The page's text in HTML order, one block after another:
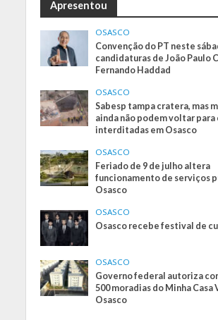
Apresentou
OSASCO
Convenção do PT neste
candidaturas de João Paulo
Fernando Haddad
OSASCO
Sabesp tampa cratera, mas
ainda não podem voltar para
interditadas em Osasco
OSASCO
Feriado de 9 de julho altera
funcionamento de serviços
Osasco
OSASCO
Osasco recebe festival de
OSASCO
Governo federal autoriza
500 moradias do Minha Casa
Osasco